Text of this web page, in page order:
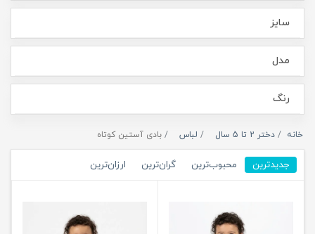
سایز
مدل
رنگ
خانه دختر 2 تا 5 سال لباس بادی آستین کوتاه
جدیدترین محبوب‌ترین گران‌ترین ارزان‌ترین